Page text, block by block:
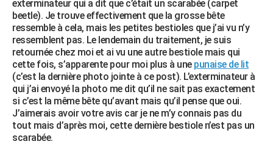
Guides de France
Escapades
Patrimoine
Expositions
Musées
Week-end nature
+LIFESTYLE
Art de vivre
Modes de vie
SANTE
Alimentation
Guide de la santé
Maladies
Médicaments
Sommeil
VOYAGE
Destinations
City break
Voyage nature
Voyage de noces
Forum
Climat
+PHOTO
GUIDES D'ACHAT
BONS PLANS
exterminateur qui a dit que c’était un scarabée (carpet
beetle). Je trouve effectivement que la grosse bête
ressemble à cela, mais les petites bestioles que j’ai vu n’y
ressemblent pas. Le lendemain du traitement, je suis
retournée chez moi et ai vu une autre bestiole mais qui
cette fois, s’apparente pour moi plus à une punaise de lit
(c’est la dernière photo jointe à ce post). L’exterminateur à
qui j’ai envoyé la photo me dit qu’il ne sait pas exactement
si c’est la même bête qu’avant mais qu’il pense que oui.
J’aimerais avoir votre avis car je ne m’y connais pas du
tout mais d’après moi, cette dernière bestiole n’est pas un
scarabée.